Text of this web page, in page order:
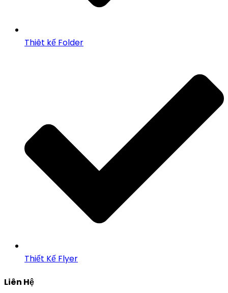
Thiêt kế Folder
Thiết Kế Flyer
Liên Hệ